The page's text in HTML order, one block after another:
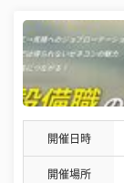
開催日時
開催場所